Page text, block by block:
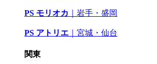
PS モリオカ ｜岩手・盛岡
PS アトリエ 宮城・仙台
関東